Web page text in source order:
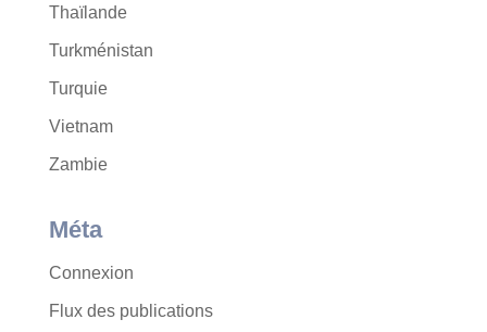
Thaïlande
Turkménistan
Turquie
Vietnam
Zambie
Méta
Connexion
Flux des publications